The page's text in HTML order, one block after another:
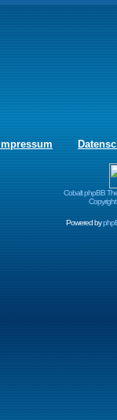
Impressum
Cobalt phpBB
Powered by